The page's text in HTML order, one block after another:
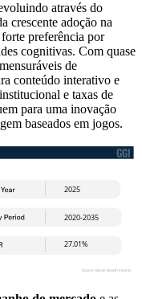
através do
crescente adoção na
preferência por
cognitivas. Com quase
​​de
conteúdo interativo e
e taxas de
para uma inovação
baseados em jogos.